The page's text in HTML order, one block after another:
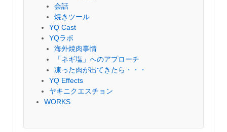
会話
焼きツール
YQ Cast
YQラボ
海外焼肉事情
「ネギ塩」へのアプローチ
凍った肉が出てきたら・・・
YQ Effects
ヤキニクエスチョン
WORKS